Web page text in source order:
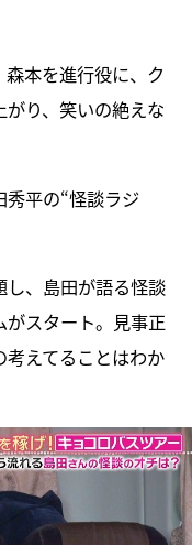
本を進行役に、ク
り、笑いの絶えな
平の“怪談ラジ
し、島田が語る怪談
スタート。見事正
えてることはわか